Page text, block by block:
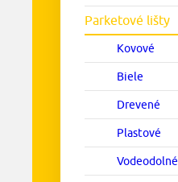
Parketové lišty
Kovové
Biele
Drevené
Plastové
Vodeodolné